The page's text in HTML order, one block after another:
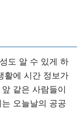
도 알 수 있게 하
활에 시간 정보가
같은 사람들이
오늘날의 공공